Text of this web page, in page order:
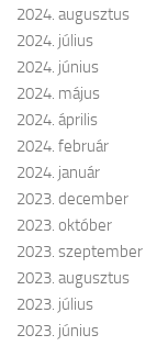
2024. augusztus
2024. július
2024. június
2024. május
2024. április
2024. február
2024. január
2023. december
2023. október
2023. szeptember
2023. augusztus
2023. július
2023. június